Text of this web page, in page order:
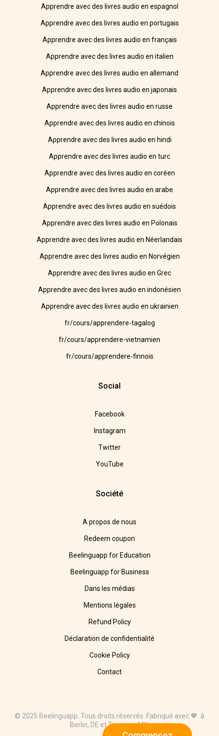
Apprendre avec des livres audio en espagnol
Apprendre avec des livres audio en portugais
Apprendre avec des livres audio en français
Apprendre avec des livres audio en italien
Apprendre avec des livres audio en allemand
Apprendre avec des livres audio en japonais
Apprendre avec des livres audio en russe
Apprendre avec des livres audio en chinois
Apprendre avec des livres audio en hindi
Apprendre avec des livres audio en turc
Apprendre avec des livres audio en coréen
Apprendre avec des livres audio en arabe
Apprendre avec des livres audio en suédois
Apprendre avec des livres audio en Polonais
Apprendre avec des livres audio en Néerlandais
Apprendre avec des livres audio en Norvégien
Apprendre avec des livres audio en Grec
Apprendre avec des livres audio en indonésien
Apprendre avec des livres audio en ukrainien
fr/cours/apprendere-tagalog
fr/cours/apprendere-vietnamien
fr/cours/apprendere-finnois
Social
Facebook
Instagram
Twitter
YouTube
Société
A propos de nous
Redeem coupon
Beelinguapp for Education
Beelinguapp for Business
Dans les médias
Mentions légales
Refund Policy
Déclaration de confidentialité
Cookie Policy
Contact
© 2025 Beelinguapp. Tous droits réservés. Fabriqué avec 🧡 à
Berlin, DE et Tampico, MX.